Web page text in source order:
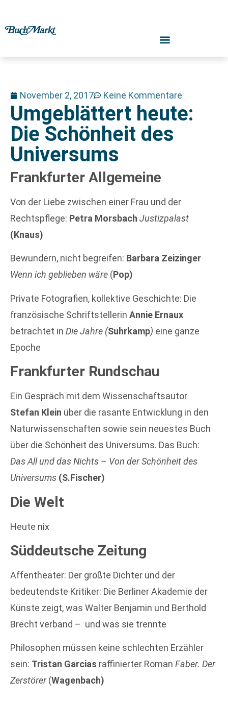
November 2, 2017 Keine Kommentare
Umgeblättert heute:
Die Schönheit des
Universums
Frankfurter Allgemeine
Von der Liebe zwischen einer Frau und der
Rechtspflege: Petra Morsbach Justizpalast
(Knaus)
Bewundern, nicht begreifen: Barbara Zeizinger
Wenn ich geblieben wäre (Pop)
Private Fotografien, kollektive Geschichte: Die
französische Schriftstellerin Annie Ernaux
betrachtet in Die Jahre (Suhrkamp) eine ganze
Epoche
Frankfurter Rundschau
Ein Gespräch mit dem Wissenschaftsautor
Stefan Klein über die rasante Entwicklung in den
Naturwissenschaften sowie sein neuestes Buch
über die Schönheit des Universums. Das Buch:
Das All und das Nichts – Von der Schönheit des
Universums (S.Fischer)
Die Welt
Heute nix
Süddeutsche Zeitung
Affentheater: Der größte Dichter und der
bedeutendste Kritiker: Die Berliner Akademie der
Künste zeigt, was Walter Benjamin und Berthold
Brecht verband – und was sie trennte
Philosophen müssen keine schlechten Erzähler
sein: Tristan Garcias raffinierter Roman Faber. Der
Zerstörer(Wagenbach)